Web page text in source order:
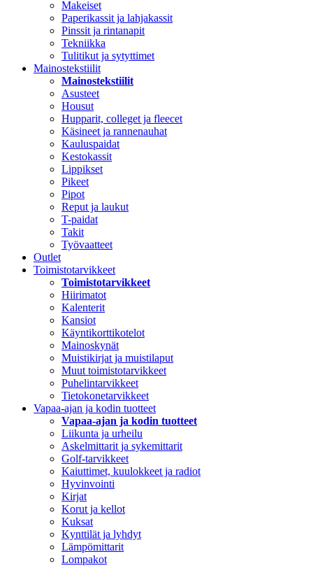
Makeiset
Paperikassit ja lahjakassit
Pinssit ja rintanapit
Tekniikka
Tulitikut ja sytyttimet
Mainostekstiilit
Mainostekstiilit
Asusteet
Housut
Hupparit, colleget ja fleecet
Käsineet ja rannenauhat
Kauluspaidat
Kestokassit
Lippikset
Pikeet
Pipot
Reput ja laukut
T-paidat
Takit
Työvaatteet
Outlet
Toimistotarvikkeet
Toimistotarvikkeet
Hiirimatot
Kalenterit
Kansiot
Käyntikorttikotelot
Mainoskynät
Muistikirjat ja muistilaput
Muut toimistotarvikkeet
Puhelintarvikkeet
Tietokonetarvikkeet
Vapaa-ajan ja kodin tuotteet
Vapaa-ajan ja kodin tuotteet
Liikunta ja urheilu
Askelmittarit ja sykemittarit
Golf-tarvikkeet
Kaiuttimet, kuulokkeet ja radiot
Hyvinvointi
Kirjat
Korut ja kellot
Kuksat
Kynttilät ja lyhdyt
Lämpömittarit
Lompakot